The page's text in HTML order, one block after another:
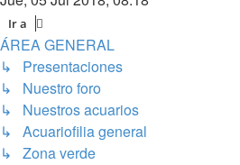
Ir a
ÁREA GENERAL
↳ Presentaciones
↳ Nuestro foro
↳ Nuestros acuarios
↳ Acuariofilia general
↳ Zona verde